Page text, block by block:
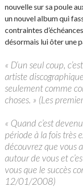
nouvelle sur sa poule
un nouvel album qui
contraintes
désormais lui ôter une
« D’un seul coup,
artiste
seulement comme
choses. » (Les
« Quand c’est
période à la fois très
découvrez que vous
autour de vous et
vous que le succès
12/01/2008)